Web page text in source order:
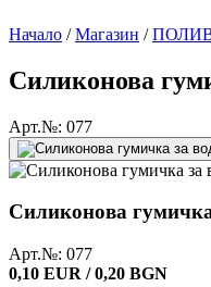
Начало / Магазин /
Силиконова
Арт.№: 077
Силиконова
Арт.№: 077
0,10 EUR / 0,20 BGN